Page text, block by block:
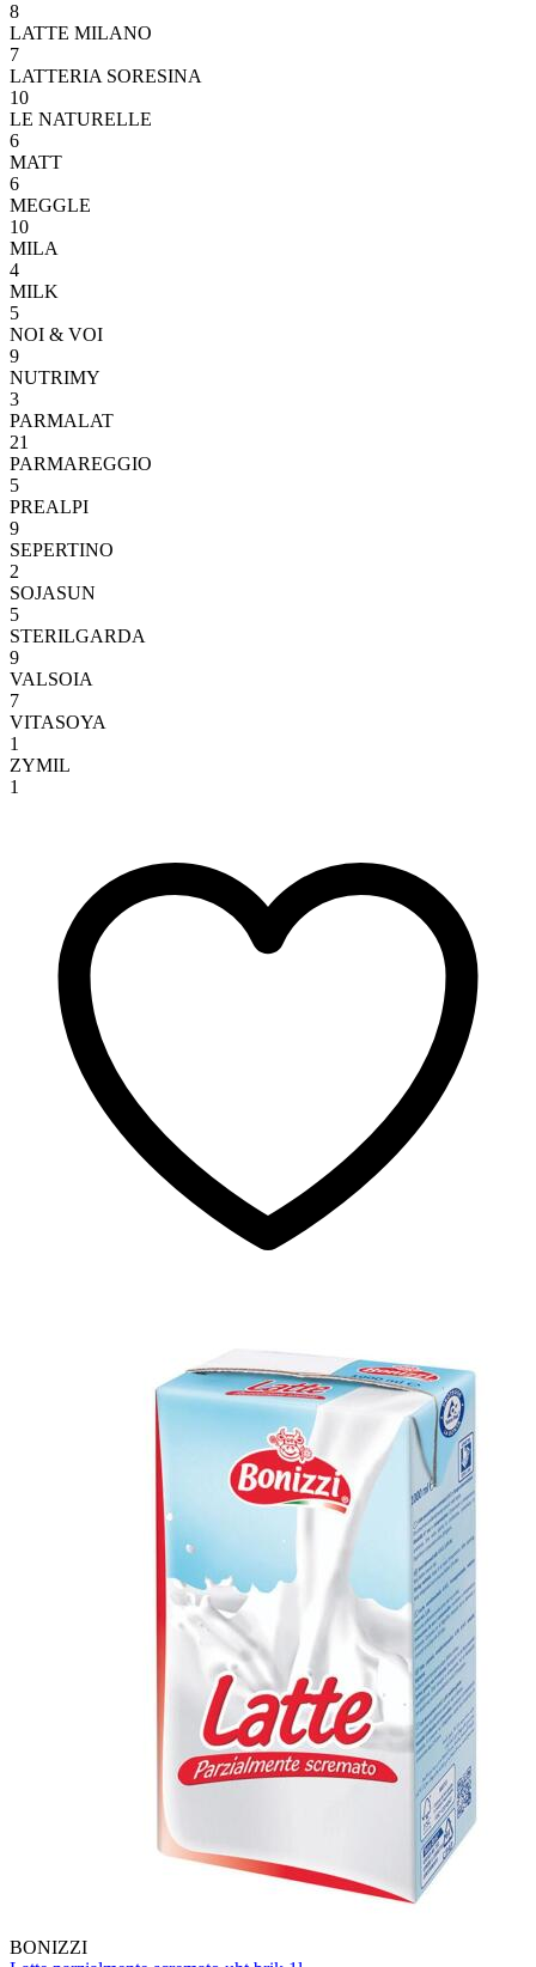
8
LATTE MILANO
7
LATTERIA SORESINA
10
LE NATURELLE
6
MATT
6
MEGGLE
10
MILA
4
MILK
5
NOI & VOI
9
NUTRIMY
3
PARMALAT
21
PARMAREGGIO
5
PREALPI
9
SEPERTINO
2
SOJASUN
5
STERILGARDA
9
VALSOIA
7
VITASOYA
1
ZYMIL
1
BONIZZI